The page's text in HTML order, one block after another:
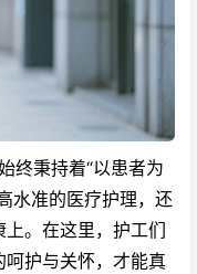
秉持着“以患者为
水准的医疗护理，还
。在这里，护工们
护与关怀，才能真